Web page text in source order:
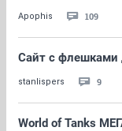
Apophis 109
Сайт с флешками
stanlispers 9
World of Tanks